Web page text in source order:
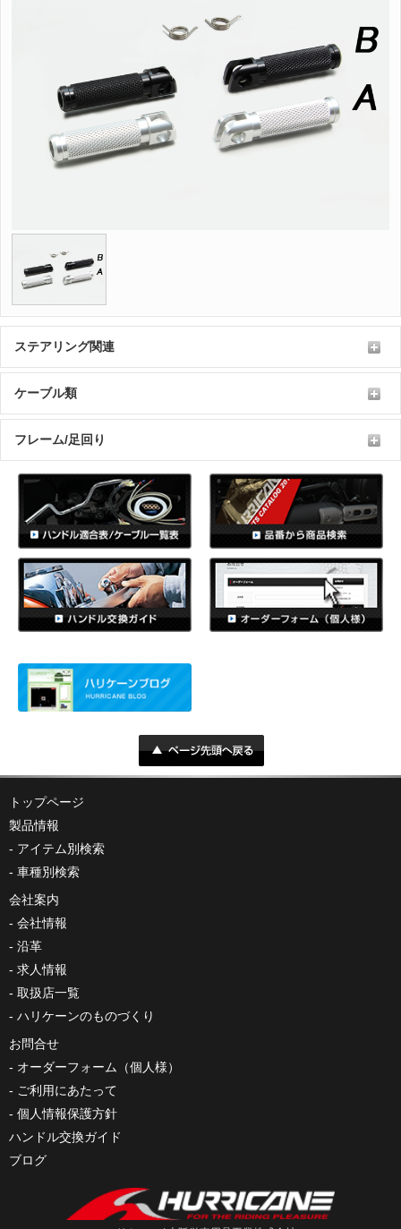
ステアリング関連
ケーブル類
フレーム/足回り
トップページ
製品情報
アイテム別検索
車種別検索
会社案内
会社情報
沿革
求人情報
取扱店一覧
ハリケーンのものづくり
お問合せ
オーダーフォーム（個人様）
ご利用にあたって
個人情報保護方針
ハンドル交換ガイド
ブログ